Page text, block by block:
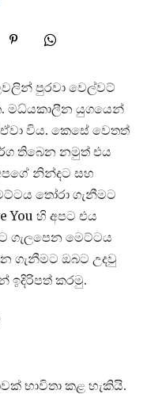
පුරවා වෙල්වට්
යුගයෙන්
විය. කෙසේ වෙතත්
තිබෙන නමුත් එය
නින්දට සහ
තෝරා ගැනීමට
You හි අපට එය
ගැලපෙන මෙට්ටය
ගැනීමට ඔබට උදවු
ඉදිරිපත් කරමු.
භාවිතා කළ හැකියි.